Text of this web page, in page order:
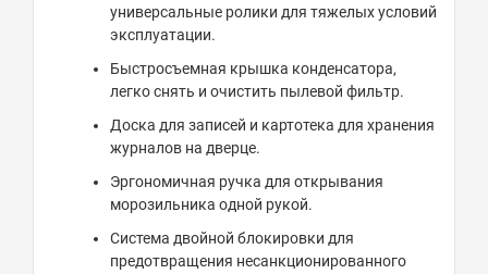
универсальные ролики для тяжелых условий
эксплуатации.
Быстросъемная крышка конденсатора,
легко снять и очистить пылевой фильтр.
Доска для записей и картотека для хранения
журналов на дверце.
Эргономичная ручка для открывания
морозильника одной рукой.
Система двойной блокировки для
предотвращения несанкционированного